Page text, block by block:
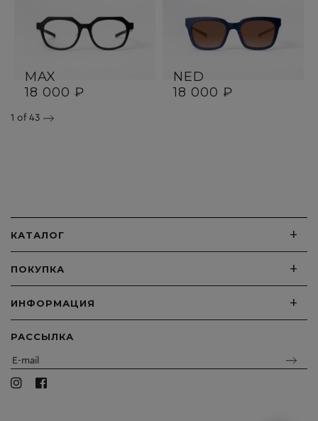
MAX
18 000 ₽
NED
18 000 ₽
1 of 43
КАТАЛОГ +
ПОКУПКА +
ИНФОРМАЦИЯ +
РАССЫЛКА